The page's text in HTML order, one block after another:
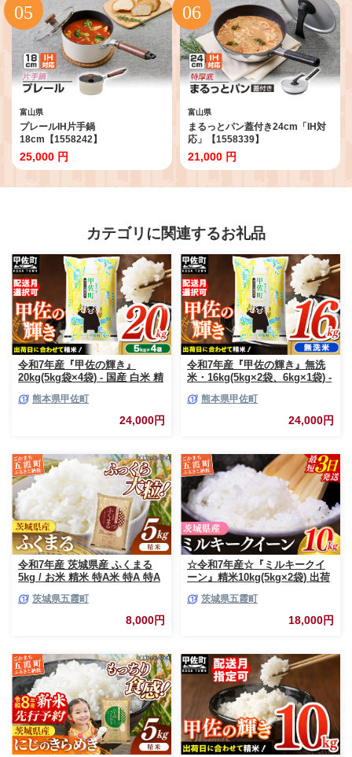
富山県
プレールIH片手鍋
18cm【1558242】
25,000 円
富山県
まるっとパン蓋付き24cm「IH対
応」【1558339】
21,000 円
カテゴリに関連するお礼品
令和7年産『甲佐の輝き』
20kg(5kg袋×4袋) - 国産 白米 精
訳あり 厳選 マイスター 生活応
援 ひのひかり 森のくまさん お
すすめ 熊本県 甲佐町【価格改
熊本県甲佐町
24,000円
令和7年産『甲佐の輝き』無洗
米・16kg(5kg×2袋、6kg×1袋) -
米 複数原料米 訳あり 厳選 マイ
スター 生活応援 ひのひかり 森
のくまさん おすすめ 熊本県 甲
熊本県甲佐町
24,000円
令和7年産 茨城県産 ふくまる
5kg / お米 精米 特A米 特A 特A
五霞町【価格改定X】
茨城県五霞町
8,000円
☆令和7年産☆『ミルキークイ
ーン』精米10kg(5kg×2袋) 出荷
10kg コメ こめ 人気 銘柄 家計
応援 中山産業 家庭用 茨城県産
茨城県 五霞町【価格変更AB】
茨城県五霞町
18,000円